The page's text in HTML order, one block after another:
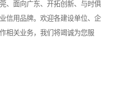
、面向广东、开拓创新、与时俱
信用品牌。欢迎各建设单位、企
相关业务，我们将竭诚为您服